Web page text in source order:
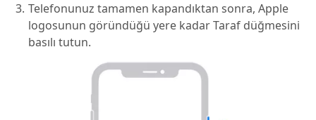
Telefonunuz tamamen kapandıktan sonra, Apple
logosunun göründüğü yere kadar Taraf düğmesini
basılı tutun.